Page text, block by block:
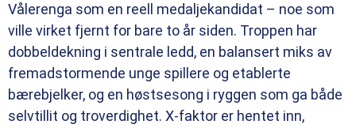
Vålerenga som en reell medaljekandidat – noe som
ville virket fjernt for bare to år siden. Troppen har
dobbeldekning i sentrale ledd, en balansert miks av
fremadstormende unge spillere og etablerte
bærebjelker, og en høstsesong i ryggen som ga både
selvtillit og troverdighet. X-faktor er hentet inn,